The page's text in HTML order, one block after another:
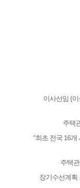
이사선임 (
주택
"최초 전국 16개
주택
장기수선계획